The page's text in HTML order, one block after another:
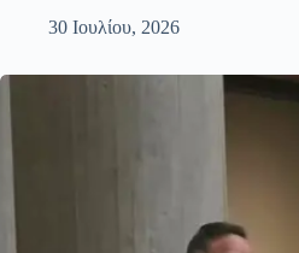
30 Ιουλίου, 2026